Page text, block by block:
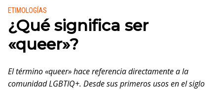
Publicado en:
ETIMOLOGÍAS
¿Qué significa ser
«queer»?
El término «queer» hace referencia directamente a la
comunidad LGBTIQ+. Desde sus primeros usos en el siglo